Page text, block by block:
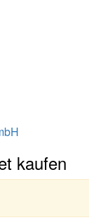
kaufen